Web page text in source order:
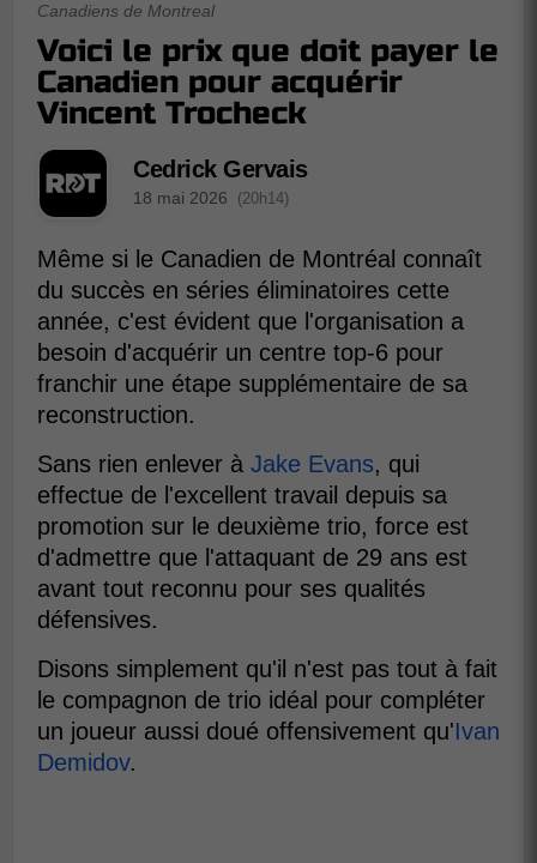
Canadiens de Montreal
Voici le prix que doit payer le
Canadien pour acquérir
Vincent Trocheck
Cedrick Gervais
18 mai 2026 (20h14)
Même si le Canadien de Montréal connaît
du succès en séries éliminatoires cette
année, c'est évident que l'organisation a
besoin d'acquérir un centre top-6 pour
franchir une étape supplémentaire de sa
reconstruction.
Sans rien enlever à Jake Evans, qui
effectue de l'excellent travail depuis sa
promotion sur le deuxième trio, force est
d'admettre que l'attaquant de 29 ans est
avant tout reconnu pour ses qualités
défensives.
Disons simplement qu'il n'est pas tout à fait
le compagnon de trio idéal pour compléter
un joueur aussi doué offensivement qu'Ivan
Demidov.